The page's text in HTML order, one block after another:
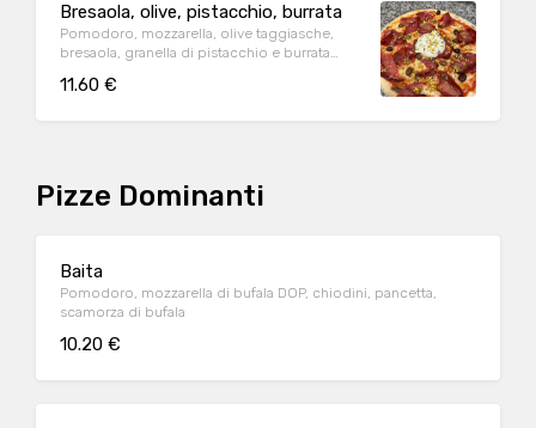
Bresaola, olive, pistacchio, burrata
Pomodoro, mozzarella, olive taggiasche,
bresaola, granella di pistacchio e burrata
11.60 €
Pizze Dominanti
Baita
Pomodoro, mozzarella di bufala DOP, chiodini, pancetta,
scamorza di bufala
10.20 €